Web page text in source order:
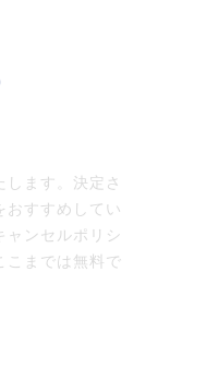
ます。決定さ
おすすめしてい
ャンセルポリシ
までは無料で